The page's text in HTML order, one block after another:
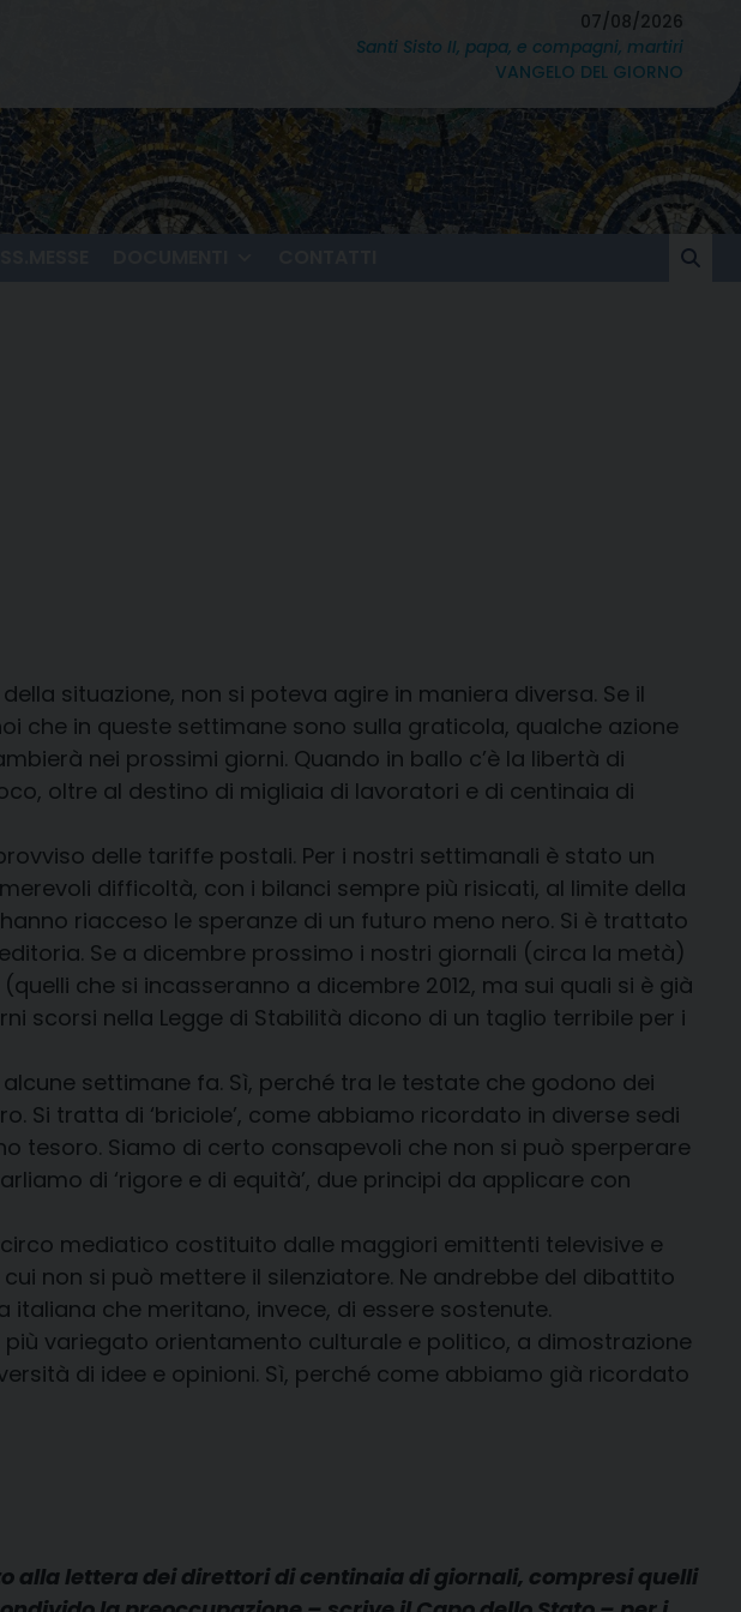
07/08/2026
Santi Sisto II, papa, e compagni, martiri
VANGELO DEL GIORNO
situazione, non si poteva agire in maniera diversa. Se il
che in queste settimane sono sulla graticola, qualche azione
nei prossimi giorni. Quando in ballo c’è la libertà di
oltre al destino di migliaia di lavoratori e di centinaia di
delle tariffe postali. Per i nostri settimanali è stato un
difficoltà, con i bilanci sempre più risicati, al limite della
riacceso le speranze di un futuro meno nero. Si è trattato
Se a dicembre prossimo i nostri giornali (circa la metà)
che si incasseranno a dicembre 2012, ma sui quali si è già
scorsi nella Legge di Stabilità dicono di un taglio terribile per i
settimane fa. Sì, perché tra le testate che godono dei
Si tratta di ‘briciole’, come abbiamo ricordato in diverse sedi
tesoro. Siamo di certo consapevoli che non si può sperperare
di ‘rigore e di equità’, due principi da applicare con
mediatico costituito dalle maggiori emittenti televisive e
non si può mettere il silenziatore. Ne andrebbe del dibattito
che meritano, invece, di essere sostenute.
variegato orientamento culturale e politico, a dimostrazione
di idee e opinioni. Sì, perché come abbiamo già ricordato
alla lettera dei direttori di centinaia di giornali, compresi quelli